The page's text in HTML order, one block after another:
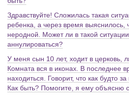
Здравствуйте! Сложилась такая
ребенка, а через время выяснилось,
неродной. Может ли в такой
аннулироваться?
У меня сын 10 лет, ходит в церковь,
Комната вся в иконах. В последнее
находиться. Говорит, что как будто
Как быть? Помогите, я ему объясню